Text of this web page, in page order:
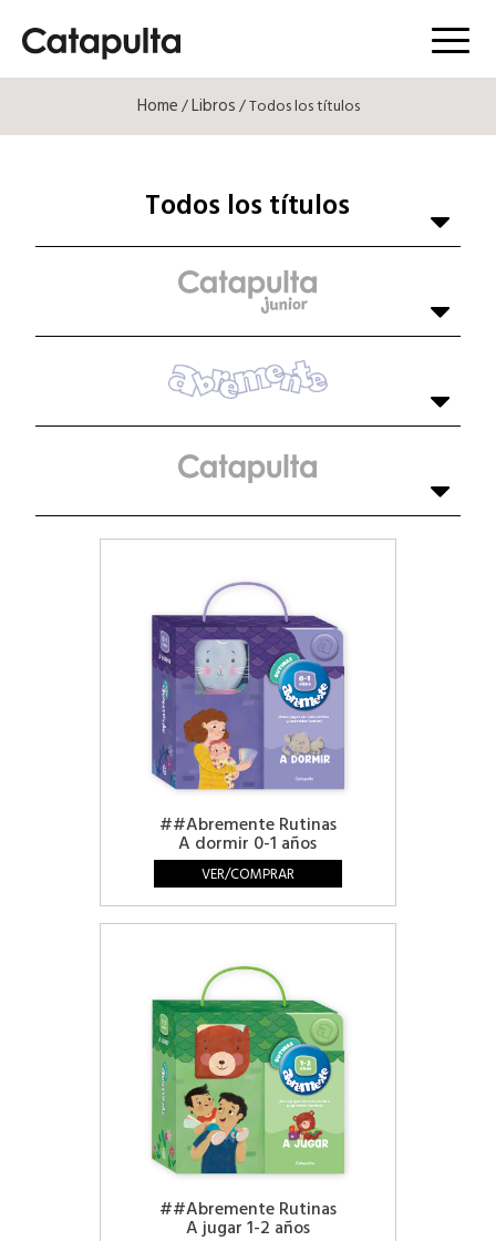
Menú
Home/Libros/ Todos los títulos
Todos los títulos
##Abremente Rutinas
A dormir 0-1 años
VER/COMPRAR
##Abremente Rutinas
A jugar 1-2 años